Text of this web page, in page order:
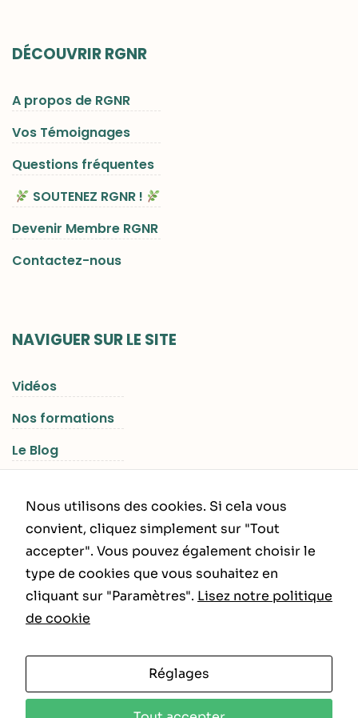
DÉCOUVRIR RGNR
A propos de RGNR
Vos Témoignages
Questions fréquentes
SOUTENEZ RGNR !
Devenir Membre RGNR
Contactez-nous
NAVIGUER SUR LE SITE
Vidéos
Nos formations
Le Blog
INFORMATIONS LÉGALES
Politique de Confidentialité
Nous utilisons des cookies. Si cela vous
convient, cliquez simplement sur "Tout
accepter". Vous pouvez également choisir le
type de cookies que vous souhaitez en
cliquant sur "Paramètres". Lisez notre politique
de cookie
Réglages